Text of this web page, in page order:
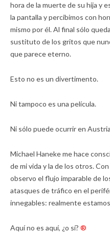
hora de la muerte de su hija y
la pantalla y percibimos con
mismo por él. Al final sólo
sustituto de los gritos que
que parece eterno.
Esto no es un divertimento.
Ni tampoco es una película.
Ni sólo puede ocurrir en
Michael Haneke me hace
de mi vida y la de los otros.
observo el flujo imparable de
atasques de tráfico en el
innegables: realmente
Aquí no es aquí, ¿o sí? ®